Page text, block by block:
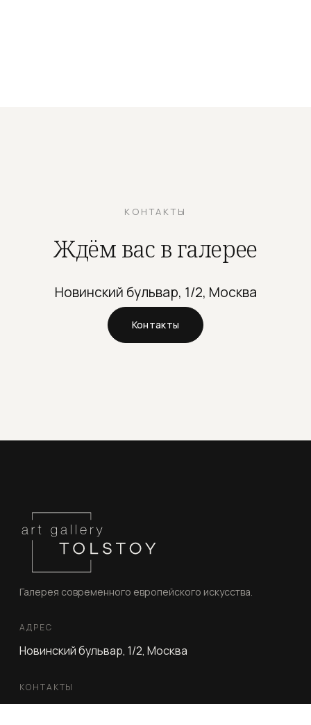
КОНТАКТЫ
Ждём вас в галерее
Новинский бульвар, 1/2, Москва
Контакты
Галерея современного европейского искусства.
АДРЕС
Новинский бульвар, 1/2, Москва
КОНТАКТЫ